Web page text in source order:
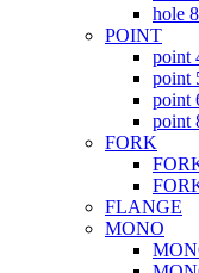
hole
POINT
point
point
point
point
FORK
FLANGE
MONO